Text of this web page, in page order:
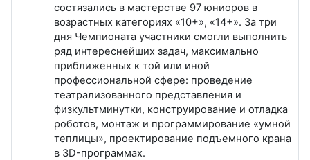
состязались в мастерстве 97 юниоров в
возрастных категориях «10+», «14+». За три
дня Чемпионата участники смогли выполнить
ряд интереснейших задач, максимально
приближенных к той или иной
профессиональной сфере: проведение
театрализованного представления и
физкультминутки, конструирование и отладка
роботов, монтаж и программирование «умной
теплицы», проектирование подъемного крана
в 3D-программах.